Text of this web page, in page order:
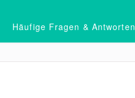
Häufige Fragen & Antworten